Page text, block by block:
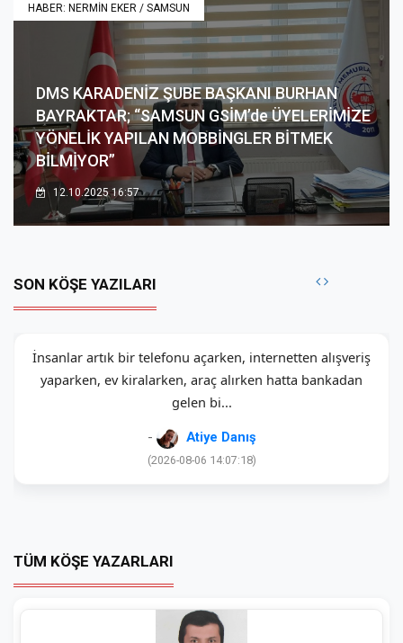
HABER: NERMİN EKER / SAMSUN
DMS KARADENİZ ŞUBE BAŞKANI BURHAN
BAYRAKTAR; “SAMSUN GSİM’de ÜYELERİMİZE
YÖNELİK YAPILAN MOBBİNGLER BİTMEK
BİLMİYOR”
12.10.2025 16:57
SON KÖŞE YAZILARI
İnsanlar artık bir telefonu açarken, internetten alışveriş
yaparken, ev kiralarken, araç alırken hatta bankadan
gelen bi...
- Atiye Danış
(2026-08-06 14:07:18)
TÜM KÖŞE YAZARLARI